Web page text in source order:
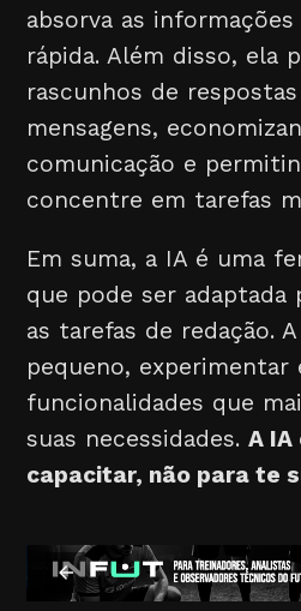
absorva as
rápida. Além disso, ela
rascunhos de
mensagens,
comunicação e
concentre em tarefas
Em suma, a IA é uma
que pode ser adaptada
as tarefas de redação.
pequeno, experimentar
funcionalidades que
suas necessidades.A
capacitar, não para te